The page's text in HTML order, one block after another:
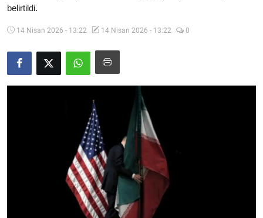
Analiz
Galeri
belirtildi.
14 Nisan 2026 - 13:22 14 Nisan 2026 - 13:22 0